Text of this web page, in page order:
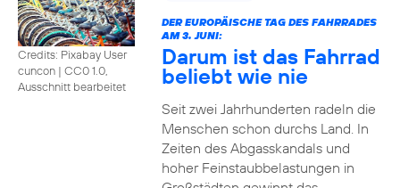
Credits: Pixabay User
cuncon | CC0 1.0,
Ausschnitt bearbeitet
DER EUROPÄISCHE TAG DES FAHRRADES
AM 3. JUNI:
Darum ist das Fahrrad
beliebt wie nie
Seit zwei Jahrhunderten radeln die
Menschen schon durchs Land. In
Zeiten des Abgasskandals und
hoher Feinstaubbelastungen in